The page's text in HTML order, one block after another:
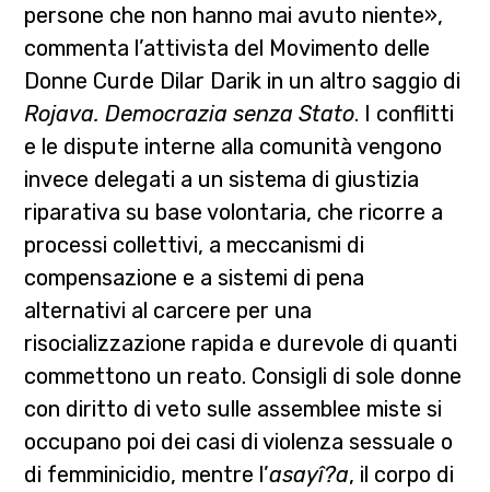
persone che non hanno mai avuto niente»,
commenta l’attivista del Movimento delle
Donne Curde Dilar Darik in un altro saggio di
Rojava. Democrazia senza Stato. I conflitti
e le dispute interne alla comunità vengono
invece delegati a un sistema di giustizia
riparativa su base volontaria, che ricorre a
processi collettivi, a meccanismi di
compensazione e a sistemi di pena
alternativi al carcere per una
risocializzazione rapida e durevole di quanti
commettono un reato. Consigli di sole donne
con diritto di veto sulle assemblee miste si
occupano poi dei casi di violenza sessuale o
di femminicidio, mentre l’asayî?a, il corpo di